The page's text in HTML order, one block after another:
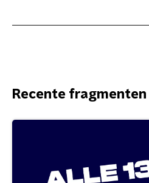
Recente fragmenten